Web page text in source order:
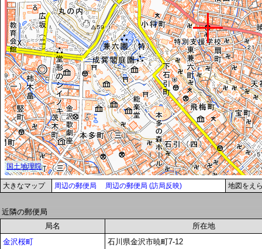
大きなマップ 周辺の郵便局 周辺の郵便局 (訪局反映) 地図をえ
近隣の郵便局
局名
所在地
金沢桜町
石川県金沢市暁町7-12